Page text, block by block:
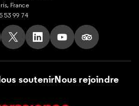
France
53 99 74
sur Facebook
nous sur Tik Tok
Suivez nous sur X
Suivez nous sur LinkedIn
Suivez nous sur
Suivez nous
soutenirNous rejoindre